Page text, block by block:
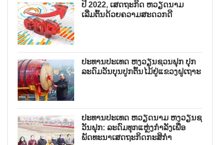
ປີ 2022, ເສດຖະກິດ ຫວຽດນາມ
ເລີ່ມຕົ້ນດ້ວຍຄວາມສະດວກດີ
ປະທານປະເທດ ຫງວຽນຊວນຟຸກ ປຸກ
ລະດົມວັນບຸນປູກຕົ້ນໄມ້ຢູ່ແຂວງຝູເຖາະ
ປະທານປະເທດ ຫວຽດນາມ ຫງວຽນຊ
ວັນຟຸກ: ລະດົມທຸກແຫຼ່ງກຳລັງເພື່ອ
ພັດທະນາເສດຖະກິດກະສິກຳ